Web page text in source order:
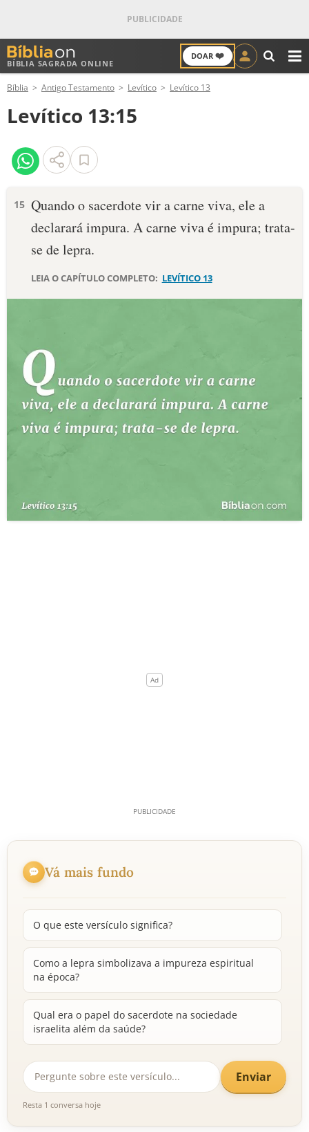
BÍBLIA SAGRADA ONLINE
DOAR ❤️
ANTIGO TESTAMENTO
NOVO TESTAMENTO
VERSÍCULOS
PALAVRA DO DIA
DEVOCIONAL DIÁRIO
ESTUDOS BÍBLICOS
ESBOÇOS DE PREGAÇÃO
TERMO BÍBLICO
Bíblia Antigo Testamento Levítico Levítico 13
Levítico 13:15
15 Quando o sacerdote vir a carne viva, ele a
declarará impura. A carne viva é impura; trata-
se de lepra.
LEIA O CAPÍTULO COMPLETO: LEVÍTICO 13
Vá mais fundo
O que este versículo significa?
Como a lepra simbolizava a impureza espiritual
na época?
Qual era o papel do sacerdote na sociedade
israelita além da saúde?
Enviar
Resta 1 conversa hoje